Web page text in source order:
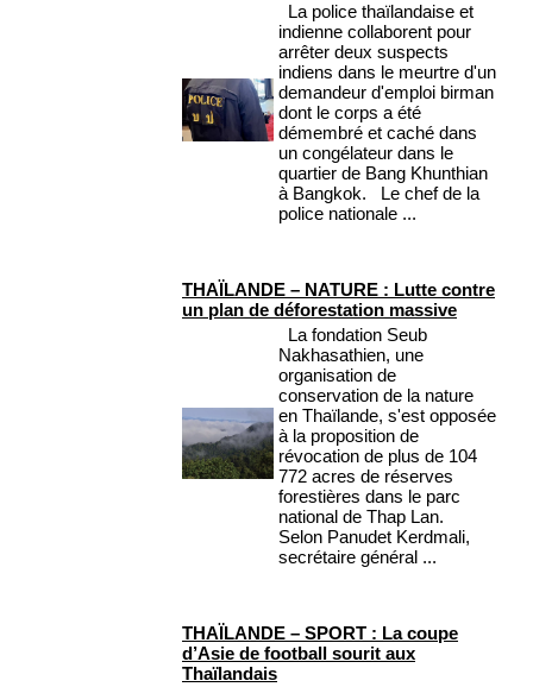
La police thaïlandaise et
indienne collaborent pour
arrêter deux suspects
indiens dans le meurtre d'un
demandeur d'emploi birman
dont le corps a été
démembré et caché dans
un congélateur dans le
quartier de Bang Khunthian
à Bangkok. Le chef de la
police nationale ...
THAÏLANDE – NATURE : Lutte contre
un plan de déforestation massive
La fondation Seub
Nakhasathien, une
organisation de
conservation de la nature
en Thaïlande, s'est opposée
à la proposition de
révocation de plus de 104
772 acres de réserves
forestières dans le parc
national de Thap Lan.
Selon Panudet Kerdmali,
secrétaire général ...
THAÏLANDE – SPORT : La coupe
d’Asie de football sourit aux
Thaïlandais